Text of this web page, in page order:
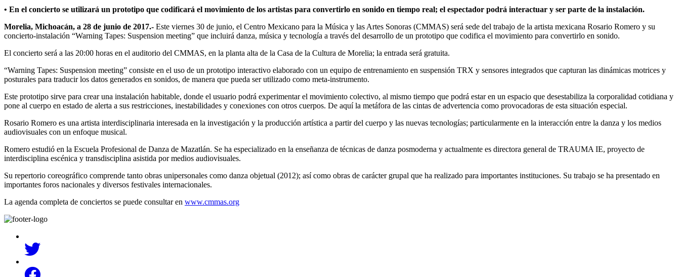
• En el concierto se utilizará un prototipo que codificará el movimiento de los artistas para convertirlo en sonido en tiempo real; el espectador podrá interactuar y ser parte de la instalación.
Morelia, Michoacán, a 28 de junio de 2017.- Este viernes 30 de junio, el Centro Mexicano para la Música y las Artes Sonoras (CMMAS) será sede del trabajo de la artista mexicana Rosario Romero y su
concierto-instalación “Warning Tapes: Suspension meeting” que incluirá danza, música y tecnología a través del desarrollo de un prototipo que codifica el movimiento para convertirlo en sonido.
El concierto será a las 20:00 horas en el auditorio del CMMAS, en la planta alta de la Casa de la Cultura de Morelia; la entrada será gratuita.
“Warning Tapes: Suspension meeting” consiste en el uso de un prototipo interactivo elaborado con un equipo de entrenamiento en suspensión TRX y sensores integrados que capturan las dinámicas motrices y
posturales para traducir los datos generados en sonidos, de manera que pueda ser utilizado como meta-instrumento.
Este prototipo sirve para crear una instalación habitable, donde el usuario podrá experimentar el movimiento colectivo, al mismo tiempo que podrá estar en un espacio que desestabiliza la corporalidad cotidiana y
pone al cuerpo en estado de alerta a sus restricciones, inestabilidades y conexiones con otros cuerpos. De aquí la metáfora de las cintas de advertencia como provocadoras de esta situación especial.
Rosario Romero es una artista interdisciplinaria interesada en la investigación y la producción artística a partir del cuerpo y las nuevas tecnologías; particularmente en la interacción entre la danza y los medios
audiovisuales con un enfoque musical.
Romero estudió en la Escuela Profesional de Danza de Mazatlán. Se ha especializado en la enseñanza de técnicas de danza posmoderna y actualmente es directora general de TRAUMA IE, proyecto de
interdisciplina escénica y transdisciplina asistida por medios audiovisuales.
Su repertorio coreográfico comprende tanto obras unipersonales como danza objetual (2012); así como obras de carácter grupal que ha realizado para importantes instituciones. Su trabajo se ha presentado en
importantes foros nacionales y diversos festivales internacionales.
La agenda completa de conciertos se puede consultar en www.cmmas.org